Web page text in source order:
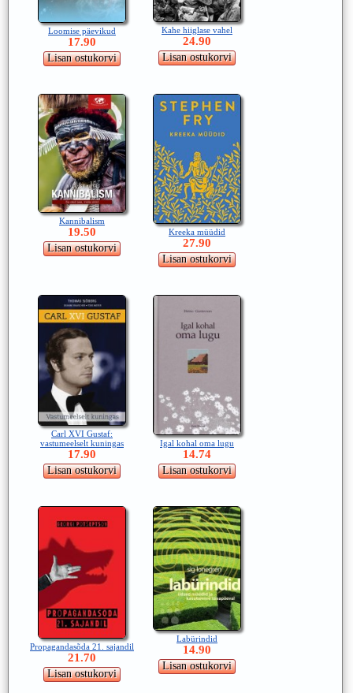
Loomise päevikud
17.90
Kahe hiiglase vahel
24.90
Kannibalism
19.50 Kreeka müüdid
27.90
Carl XVI Gustaf:
vastumeelselt kuningas
17.90
Igal kohal oma lugu
14.74
Propagandasõda 21. sajandil
21.70
Labürindid
14.90